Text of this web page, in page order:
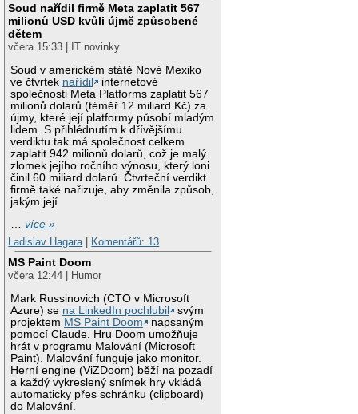
Soud nařídil firmě Meta zaplatit 567
milionů USD kvůli újmě způsobené
dětem
včera 15:33 | IT novinky
Soud v americkém státě Nové Mexiko
ve čtvrtek nařídil
internetové
společnosti Meta Platforms zaplatit 567
milionů dolarů (téměř 12 miliard Kč) za
újmy, které její platformy působí mladým
lidem. S přihlédnutím k dřívějšímu
verdiktu tak má společnost celkem
zaplatit 942 milionů dolarů, což je malý
zlomek jejího ročního výnosu, který loni
činil 60 miliard dolarů. Čtvrteční verdikt
firmě také nařizuje, aby změnila způsob,
jakým její
…více »
Ladislav Hagara
Komentářů: 13
MS Paint Doom
včera 12:44 | Humor
Mark Russinovich (CTO v Microsoft
Azure) se na LinkedIn pochlubil
svým
projektem MS Paint Doom
napsaným
pomocí Claude. Hru Doom umožňuje
hrát v programu Malování (Microsoft
Paint). Malování funguje jako monitor.
Herní engine (ViZDoom) běží na pozadí
a každý vykreslený snímek hry vkládá
automaticky přes schránku (clipboard)
do Malování.